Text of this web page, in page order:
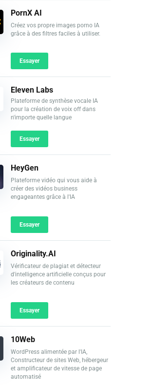
PornX AI
Créez vos propre images porno IA
grâce à des filtres faciles à utiliser.
Essayer
Eleven Labs
Plateforme de synthèse vocale IA
pour la création de voix off dans
n'importe quelle langue
Essayer
HeyGen
Plateforme vidéo qui vous aide à
créer des vidéos business
engageantes grâce à l'IA
Essayer
Originality.AI
Vérificateur de plagiat et détecteur
d'intelligence artificielle conçus pour
les créateurs de contenu
Essayer
10Web
WordPress alimentée par l'IA,
Constructeur de sites Web, hébergeur
et amplificateur de vitesse de page
automatisé